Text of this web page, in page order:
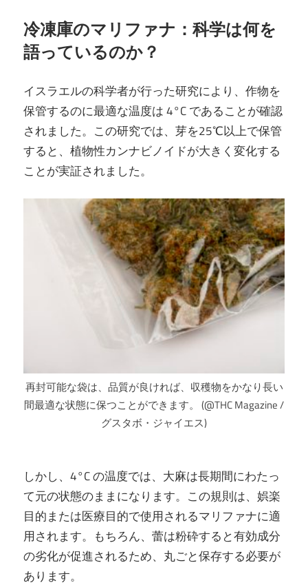
冷凍庫のマリファナ：科学は何を
語っているのか？
イスラエルの科学者が行った研究により、作物を
保管するのに最適な温度は 4°C であることが確認
されました。この研究では、芽を25℃以上で保管
すると、植物性カンナビノイドが大きく変化する
ことが実証されました。
再封可能な袋は、品質が良ければ、収穫物をかなり長い
間最適な状態に保つことができます。 (@THC Magazine /
グスタボ・ジャイエス)
しかし、4°C の温度では、大麻は長期間にわたっ
て元の状態のままになります。この規則は、娯楽
目的または医療目的で使用されるマリファナに適
用されます。もちろん、蕾は粉砕すると有効成分
の劣化が促進されるため、丸ごと保存する必要が
あります。